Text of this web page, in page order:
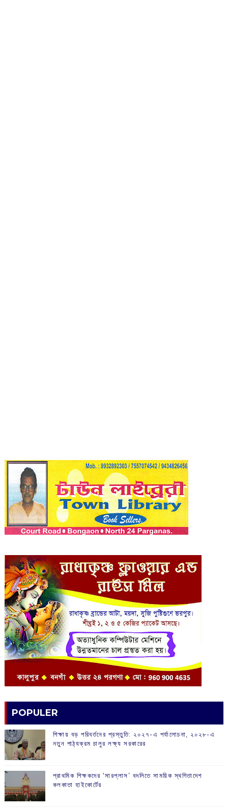
POPULER
শিক্ষায় বড় পরিবর্তনের প্রস্তুতি: ২০২৭-এ পর্যালোচনা, ২০২৮-এ
নতুন পাঠ্যক্রম চালুর লক্ষ্য সরকারের
প্রাথমিক শিক্ষকদের ‘সারপ্লাস’ বদলিতে সাময়িক স্থগিতাদেশ
কলকাতা হাইকোর্টের